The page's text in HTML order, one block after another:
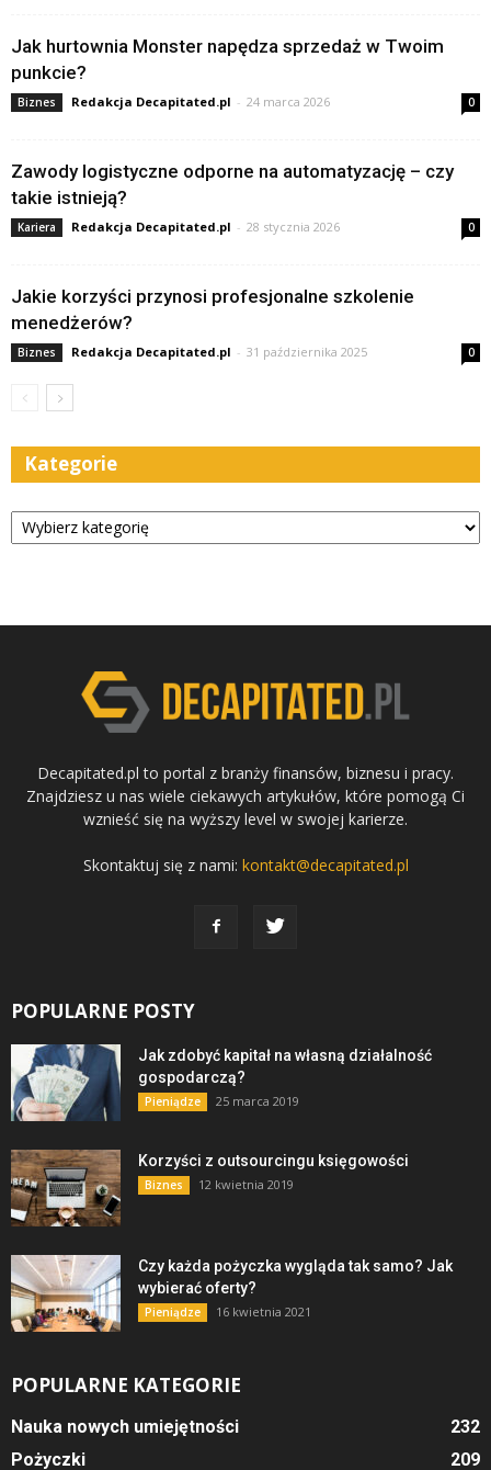
Jak hurtownia Monster napędza sprzedaż w Twoim
punkcie?
Biznes Redakcja Decapitated.pl - 24 marca 2026 0
Zawody logistyczne odporne na automatyzację – czy
takie istnieją?
Kariera Redakcja Decapitated.pl - 28 stycznia 2026 0
Jakie korzyści przynosi profesjonalne szkolenie
menedżerów?
Biznes Redakcja Decapitated.pl - 31 października 2025 0
Kategorie
Kategorie
Decapitated.pl to portal z branży finansów, biznesu i pracy.
Znajdziesz u nas wiele ciekawych artykułów, które pomogą Ci
wznieść się na wyższy level w swojej karierze.
Skontaktuj się z nami: kontakt@decapitated.pl
POPULARNE POSTY
Jak zdobyć kapitał na własną działalność
gospodarczą?
Pieniądze 25 marca 2019
Korzyści z outsourcingu księgowości
Biznes 12 kwietnia 2019
Czy każda pożyczka wygląda tak samo? Jak
wybierać oferty?
Pieniądze 16 kwietnia 2021
POPULARNE KATEGORIE
Nauka nowych umiejętności
232
Pożyczki
209